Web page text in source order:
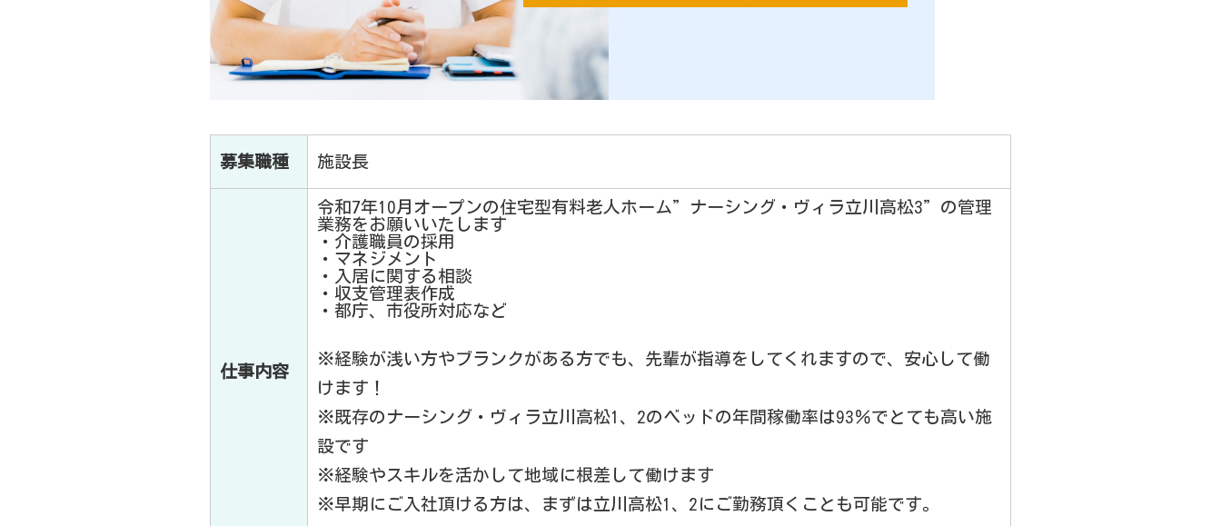
募集職種 施設長
仕事内容
令和7年10月オープンの住宅型有料老人ホーム”ナーシング・ヴィラ立川高松3”の管理
業務をお願いいたします
・介護職員の採用
・マネジメント
・入居に関する相談
・収支管理表作成
・都庁、市役所対応など
※経験が浅い方やブランクがある方でも、先輩が指導をしてくれますので、安心して働
けます！
※既存のナーシング・ヴィラ立川高松1、2のベッドの年間稼働率は93％でとても高い施
設です
※経験やスキルを活かして地域に根差して働けます
※早期にご入社頂ける方は、まずは立川高松1、2にご勤務頂くことも可能です。